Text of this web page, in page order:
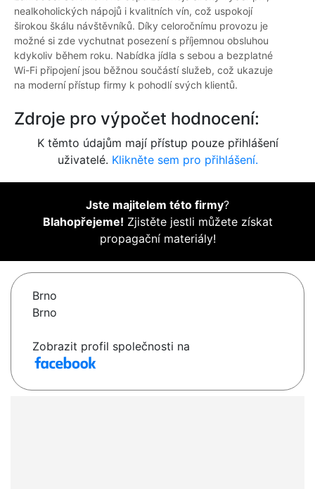
nealkoholických nápojů i kvalitních vín, což uspokojí
širokou škálu návštěvníků. Díky celoročnímu provozu je
možné si zde vychutnat posezení s příjemnou obsluhou
kdykoliv během roku. Nabídka jídla s sebou a bezplatné
Wi-Fi připojení jsou běžnou součástí služeb, což ukazuje
na moderní přístup firmy k pohodlí svých klientů.
Zdroje pro výpočet hodnocení:
K těmto údajům mají přístup pouze přihlášení
uživatelé. Klikněte sem pro přihlášení.
Jste majitelem této firmy?
Blahopřejeme! Zjistěte jestli můžete získat
propagační materiály!
Brno
Brno
Zobrazit profil společnosti na